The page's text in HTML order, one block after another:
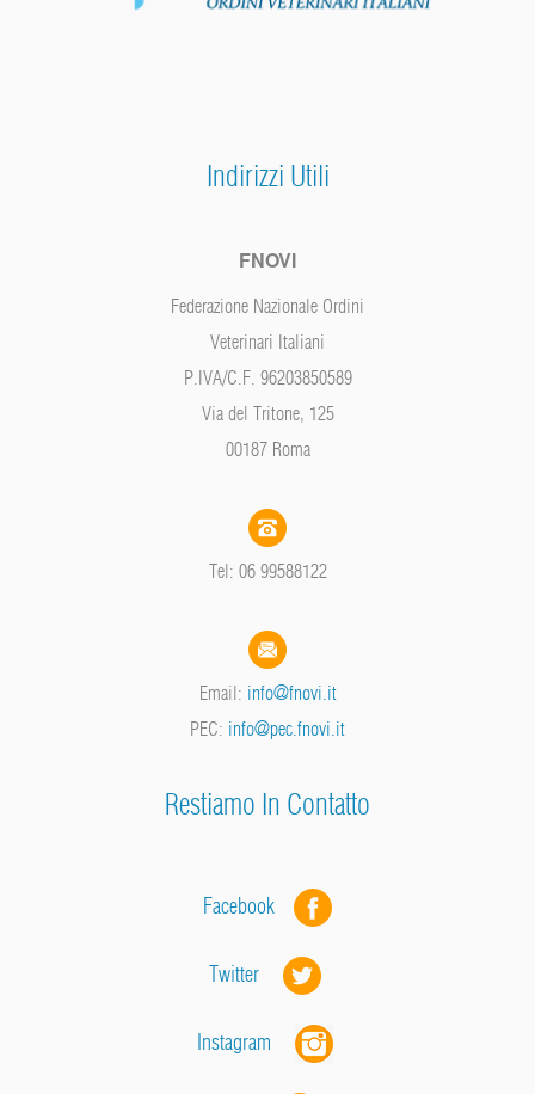
Indirizzi Utili
FNOVI
Federazione Nazionale Ordini
Veterinari Italiani
P.IVA/C.F. 96203850589
Via del Tritone, 125
00187 Roma
Tel: 06 99588122
Email: info@fnovi.it
PEC: info@pec.fnovi.it
Restiamo In Contatto
Facebook
Twitter
Instagram